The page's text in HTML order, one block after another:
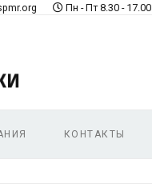
Пн - Пт 8.30 - 17.00
КОНТАКТЫ